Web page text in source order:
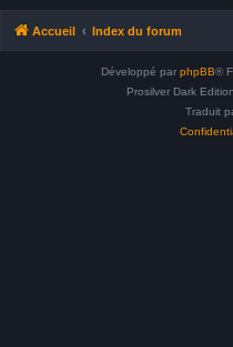
Accueil Index du forum
Développé par phpBB®
Prosilver Dark
Traduit